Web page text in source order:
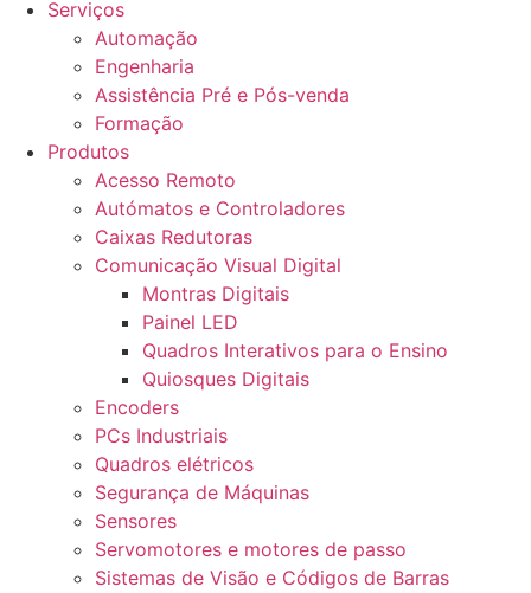
Serviços
Automação
Engenharia
Assistência Pré e Pós-venda
Formação
Produtos
Acesso Remoto
Autómatos e Controladores
Caixas Redutoras
Comunicação Visual Digital
Montras Digitais
Painel LED
Quadros Interativos para o Ensino
Quiosques Digitais
Encoders
PCs Industriais
Quadros elétricos
Segurança de Máquinas
Sensores
Servomotores e motores de passo
Sistemas de Visão e Códigos de Barras